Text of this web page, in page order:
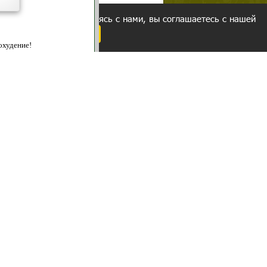
cookies. Оставаясь с нами, вы соглашаетесь с нашей